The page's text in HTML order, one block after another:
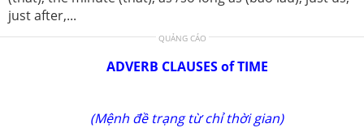
just after,...
QUẢNG CÁO
ADVERB CLAUSES of TIME
(Mệnh đề trạng từ chỉ thời gian)